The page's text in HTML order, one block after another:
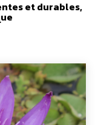
et durables,